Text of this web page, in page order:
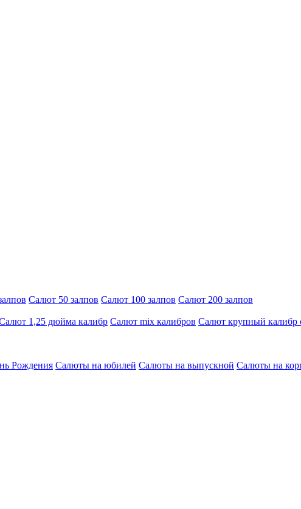
Салют 50 залпов Салют 100 залпов Салют 200 залпов
1,25 дюйма калибр Салют mix калибров Салют крупный калибр
Рождения Салюты на юбилей Салюты на выпускной Салюты на